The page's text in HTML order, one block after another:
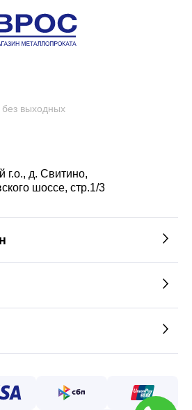
выходных
д. Свитино,
шоссе, стр.1/3